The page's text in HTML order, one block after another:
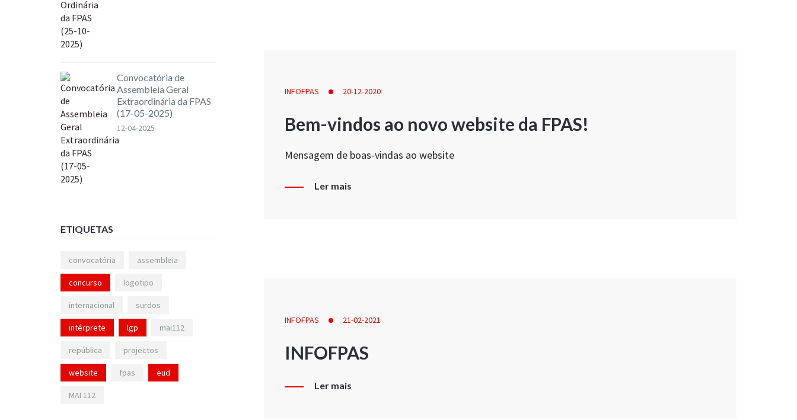
INFOFPAS 20-12-2020
Bem-vindos ao novo website da FPAS!
Mensagem de boas-vindas ao website
Ler mais
INFOFPAS 21-02-2021
INFOFPAS
Ler mais
Convocatória de
Assembleia Geral
Extraordinária da FPAS
(17-05-2025)
12-04-2025
ETIQUETAS
convocatória assembleia
concurso logotipo
internacional surdos
intérprete lgp mai112
república projectos
website fpas eud
MAI 112